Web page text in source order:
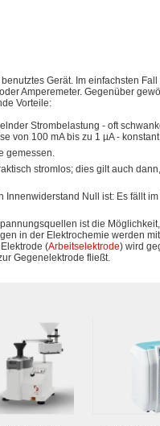
benutztes Gerät. Im einfachsten
Amperemeter. Gegenüber
Vorteile:
Strombelastung - oft
von 100 mA bis zu 1 µA -
gemessen.
stromlos; dies gilt auch
Null ist: Es fällt
ist die
in der Elektrochemie werden
(Arbeitselektrode) wird
Gegenelektrode fließt.